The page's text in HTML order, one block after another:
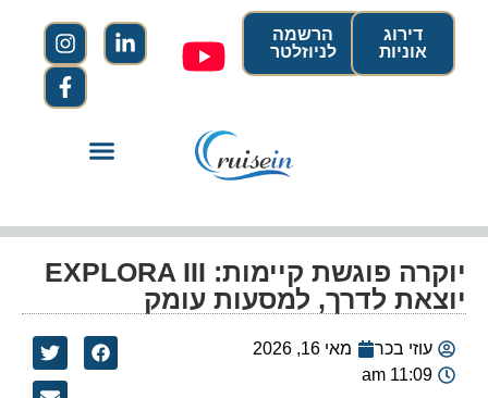
הרשמה
לניוזלטר
דירוג
אוניות
יוקרה פוגשת קיימות: EXPLORA III
יוצאת לדרך, למסעות עומק
עוזי בכר
מאי 16, 2026
11:09 am